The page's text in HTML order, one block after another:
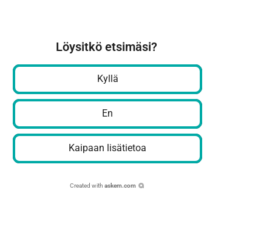
Löysitkö etsimäsi?
Kyllä
En
Kaipaan lisätietoa
Created with askem.com